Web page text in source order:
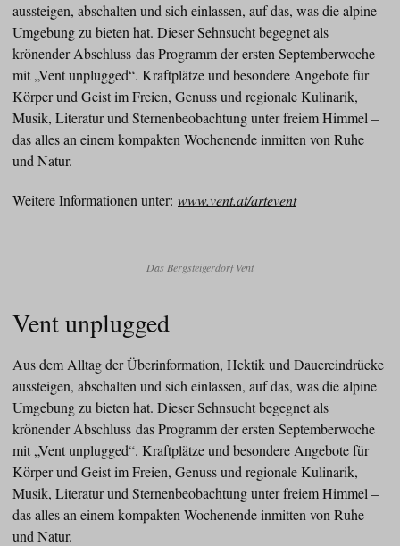
aussteigen, abschalten und sich einlassen, auf das, was die alpine
Umgebung zu bieten hat. Dieser Sehnsucht begegnet als
krönender Abschluss das Programm der ersten Septemberwoche
mit „Vent unplugged“. Kraftplätze und besondere Angebote für
Körper und Geist im Freien, Genuss und regionale Kulinarik,
Musik, Literatur und Sternenbeobachtung unter freiem Himmel –
das alles an einem kompakten Wochenende inmitten von Ruhe
und Natur.
Weitere Informationen unter: www.vent.at/artevent
Das Bergsteigerdorf Vent
Vent unplugged
Aus dem Alltag der Überinformation, Hektik und Dauereindrücke
aussteigen, abschalten und sich einlassen, auf das, was die alpine
Umgebung zu bieten hat. Dieser Sehnsucht begegnet als
krönender Abschluss das Programm der ersten Septemberwoche
mit „Vent unplugged“. Kraftplätze und besondere Angebote für
Körper und Geist im Freien, Genuss und regionale Kulinarik,
Musik, Literatur und Sternenbeobachtung unter freiem Himmel –
das alles an einem kompakten Wochenende inmitten von Ruhe
und Natur.